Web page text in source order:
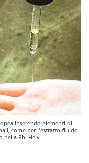
inserendo elementi di
come per l’estratto fluido
nella Ph. Helv.